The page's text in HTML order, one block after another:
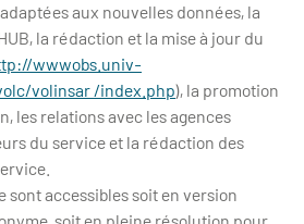
aux nouvelles données, la
la rédaction et la mise à jour du
wwwobs.univ-
volinsar /index.php), la promotion
les relations avec les agences
du service et la rédaction des
sont accessibles soit en version